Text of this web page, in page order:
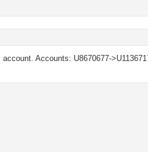
Accounts: U8670677-